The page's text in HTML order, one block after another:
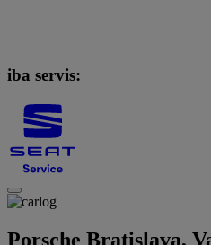
iba servis:
Porsche Bratislava,